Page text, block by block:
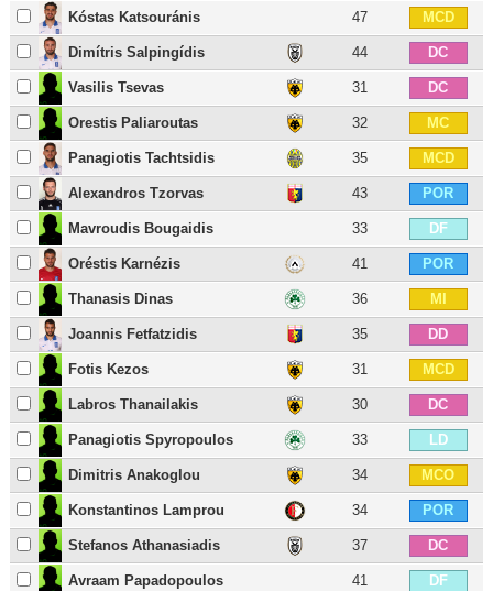
Kóstas Katsouránis 47 MCD
Dimítris Salpingídis 44 DC
Vasilis Tsevas 31 DC
Orestis Paliaroutas 32 MC
Panagiotis Tachtsidis 35 MCD
Alexandros Tzorvas 43 POR
Mavroudis Bougaidis 33 DF
Oréstis Karnézis 41 POR
Thanasis Dinas 36 MI
Joannis Fetfatzidis 35 DD
Fotis Kezos 31 MCD
Labros Thanailakis 30 DC
Panagiotis Spyropoulos 33 LD
Dimitris Anakoglou 34 MCO
Konstantinos Lamprou 34 POR
Stefanos Athanasiadis 37 DC
Avraam Papadopoulos 41 DF